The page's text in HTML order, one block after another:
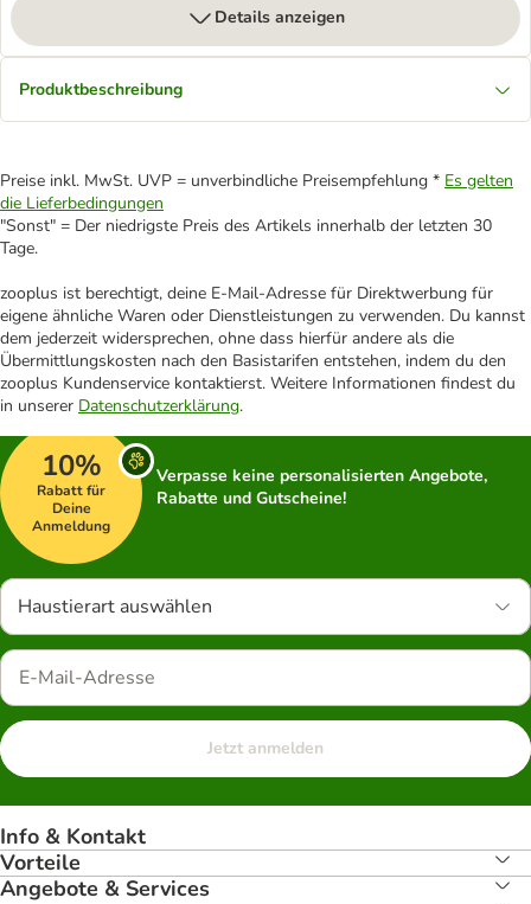
Details anzeigen
Produktbeschreibung
Preise inkl. MwSt. UVP = unverbindliche Preisempfehlung * Es gelten
die Lieferbedingungen
"Sonst" = Der niedrigste Preis des Artikels innerhalb der letzten 30
Tage.
zooplus ist berechtigt, deine E-Mail-Adresse für Direktwerbung für
eigene ähnliche Waren oder Dienstleistungen zu verwenden. Du kannst
dem jederzeit widersprechen, ohne dass hierfür andere als die
Übermittlungskosten nach den Basistarifen entstehen, indem du den
zooplus Kundenservice kontaktierst. Weitere Informationen findest du
in unserer Datenschutzerklärung.
10%
Rabatt für
Deine
Anmeldung
Verpasse keine personalisierten Angebote,
Rabatte und Gutscheine!
Haustierart auswählen
Jetzt anmelden
Info & Kontakt
Vorteile
Angebote & Services